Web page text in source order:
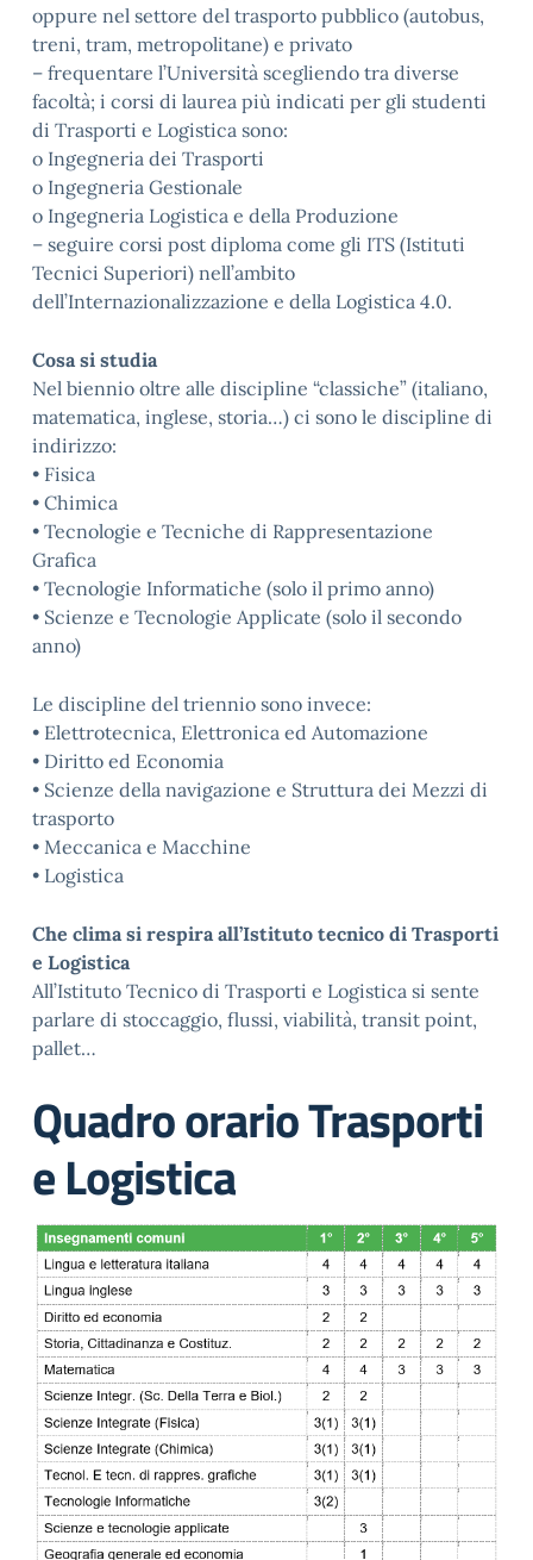
oppure nel settore del trasporto pubblico (autobus,
treni, tram, metropolitane) e privato
– frequentare l’Università scegliendo tra diverse
facoltà; i corsi di laurea più indicati per gli studenti
di Trasporti e Logistica sono:
o Ingegneria dei Trasporti
o Ingegneria Gestionale
o Ingegneria Logistica e della Produzione
– seguire corsi post diploma come gli ITS (Istituti
Tecnici Superiori) nell’ambito
dell’Internazionalizzazione e della Logistica 4.0.
Cosa si studia
Nel biennio oltre alle discipline “classiche” (italiano,
matematica, inglese, storia…) ci sono le discipline di
indirizzo:
• Fisica
• Chimica
• Tecnologie e Tecniche di Rappresentazione
Grafica
• Tecnologie Informatiche (solo il primo anno)
• Scienze e Tecnologie Applicate (solo il secondo
anno)
Le discipline del triennio sono invece:
• Elettrotecnica, Elettronica ed Automazione
• Diritto ed Economia
• Scienze della navigazione e Struttura dei Mezzi di
trasporto
• Meccanica e Macchine
• Logistica
Che clima si respira all’Istituto tecnico di Trasporti
e Logistica
All’Istituto Tecnico di Trasporti e Logistica si sente
parlare di stoccaggio, flussi, viabilità, transit point,
pallet…
Quadro orario Trasporti
e Logistica